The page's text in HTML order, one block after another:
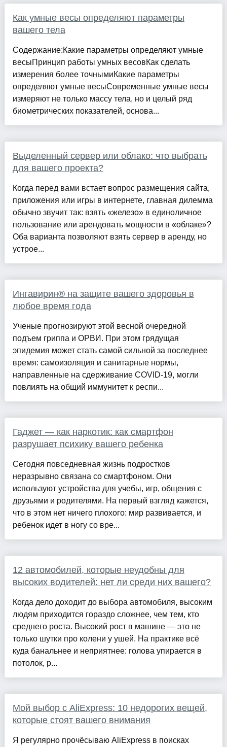
Как умные весы определяют параметры
вашего тела
Содержание:Какие параметры определяют умные
весыПринцип работы умных весовКак сделать
измерения более точнымиКакие параметры
определяют умные весыСовременные умные весы
измеряют не только массу тела, но и целый ряд
биометрических показателей, основа...
Выделенный сервер или облако: что выбрать
для вашего проекта?
Когда перед вами встает вопрос размещения сайта,
приложения или игры в интернете, главная дилемма
обычно звучит так: взять «железо» в единоличное
пользование или арендовать мощности в «облаке»?
Оба варианта позволяют взять сервер в аренду, но
устрое...
Ингавирин® на защите вашего здоровья в
любое время года
Ученые прогнозируют этой весной очередной
подъем гриппа и ОРВИ. При этом грядущая
эпидемия может стать самой сильной за последнее
время: самоизоляция и санитарные нормы,
направленные на сдерживание COVID-19, могли
повлиять на общий иммунитет к респи...
Гаджет — как наркотик: как смартфон
разрушает психику вашего ребенка
Сегодня повседневная жизнь подростков
неразрывно связана со смартфоном. Они
используют устройства для учебы, игр, общения с
друзьями и родителями. На первый взгляд кажется,
что в этом нет ничего плохого: мир развивается, и
ребенок идет в ногу со вре...
12 автомобилей, которые неудобны для
высоких водителей: нет ли среди них вашего?
Когда дело доходит до выбора автомобиля, высоким
людям приходится гораздо сложнее, чем тем, кто
среднего роста. Высокий рост в машине — это не
только шутки про колени у ушей. На практике всё
куда банальнее и неприятнее: голова упирается в
потолок, р...
Мой выбор с AliExpress: 10 недорогих вещей,
которые стоят вашего внимания
Я регулярно прочёсываю AliExpress в поисках